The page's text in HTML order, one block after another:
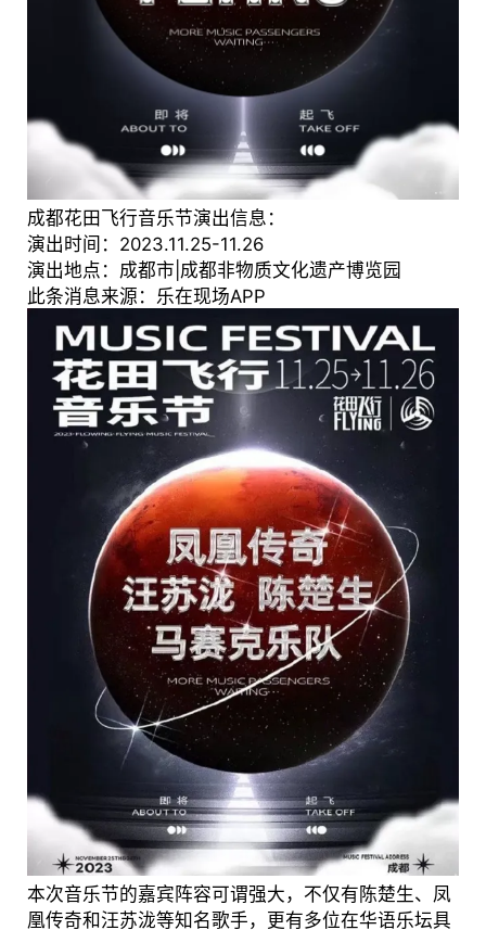
成都花田飞行音乐节演出信息：
演出时间：2023.11.25-11.26
演出地点：成都市|成都非物质文化遗产博览园
此条消息来源：乐在现场APP
本次音乐节的嘉宾阵容可谓强大，不仅有陈楚生、凤
凰传奇和汪苏泷等知名歌手，更有多位在华语乐坛具